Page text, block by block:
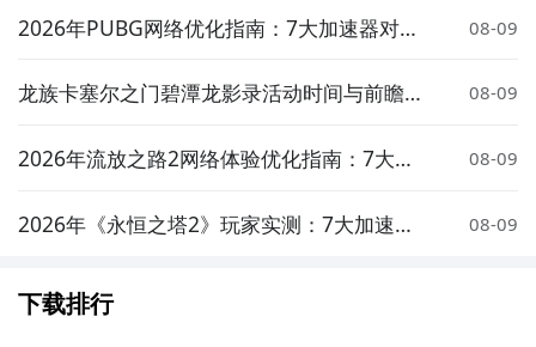
测的手机游戏，以及最近十天即将进行测试的游戏，有
查找怪兽吞噬进化的相关公测时间信息!
各位玩家是否都已经掌握好以上三种技巧了呢，随时随
地关注怪兽吞噬进化什么时候开测，什么时候开放下
怪兽吞噬进化专区的每日更新，欢迎大家积极参与讨论
2026年PUBG网络优化指南：7大加速器对比
08-09
龙族卡塞尔之门碧潭龙影录活动时间与前瞻介
08-09
2026年流放之路2网络体验优化指南：7大加
08-09
2026年《永恒之塔2》玩家实测：7大加速器
08-09
下载排行